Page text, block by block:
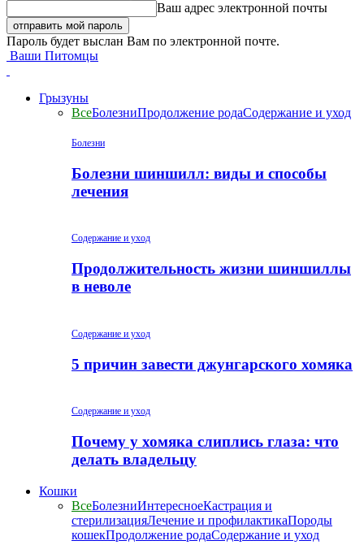
Ваш адрес электронной почты
Пароль будет выслан Вам по электронной почте.
Ваши Питомцы
Грызуны
ВсеБолезниПродолжение родаСодержание и уход
Болезни
Болезни шиншилл: виды и способы
лечения
Содержание и уход
Продолжительность жизни шиншиллы
в неволе
Содержание и уход
5 причин завести джунгарского хомяка
Содержание и уход
Почему у хомяка слиплись глаза: что
делать владельцу
Кошки
ВсеБолезниИнтересноеКастрация и
стерилизацияЛечение и профилактикаПороды
кошекПродолжение родаСодержание и уход